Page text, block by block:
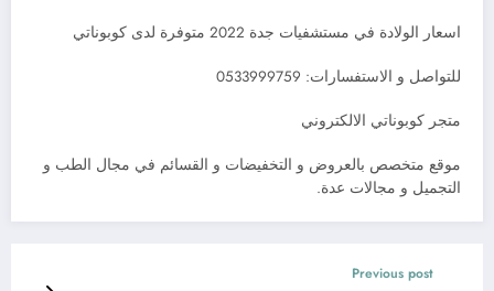
اسعار الولادة في مستشفيات جدة 2022 متوفرة لدى كوبوناتي
للتواصل و الاستفسارات: 0533999759
متجر كوبوناتي الالكتروني
موقع متخصص بالعروض و التخفيضات و القسائم في مجال الطب و
التجميل و مجالات عدة.
Previous post